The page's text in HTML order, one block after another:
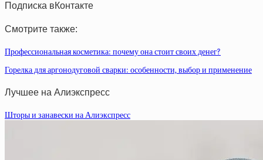
Подписка вКонтакте
Смотрите также:
Профессиональная косметика: почему она стоит своих денег?
Горелка для аргонодуговой сварки: особенности, выбор и применение
Лучшее на Алиэкспресс
Шторы и занавески на Алиэкспресс